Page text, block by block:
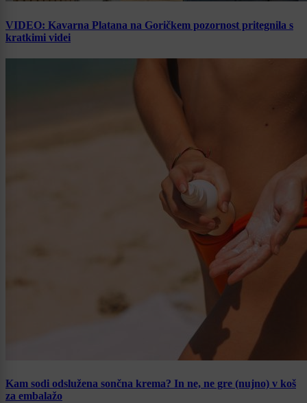
VIDEO: Kavarna Platana na Goričkem pozornost pritegnila s
kratkimi videi
Kam sodi odslužena sončna krema? In ne, ne gre (nujno) v koš
za embalažo